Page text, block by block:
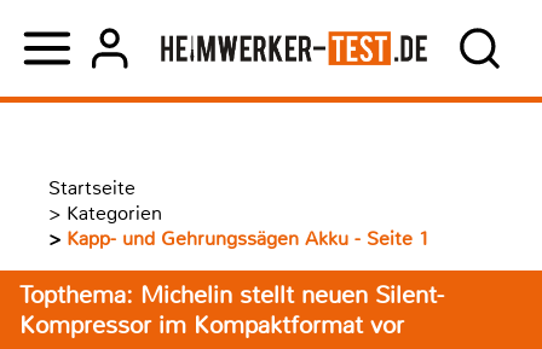
Startseite
> Kategorien
> Kapp- und Gehrungssägen Akku - Seite 1
Topthema: Michelin stellt neuen Silent-
Kompressor im Kompaktformat vor